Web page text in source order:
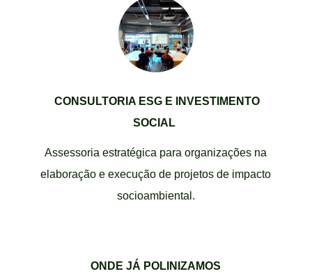
CONSULTORIA ESG E INVESTIMENTO
SOCIAL
Assessoria estratégica para organizações na
elaboração e execução de projetos de impacto
socioambiental.
ONDE JÁ POLINIZAMOS